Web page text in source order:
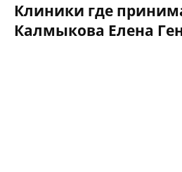
Клиники где
Калмыкова Елена